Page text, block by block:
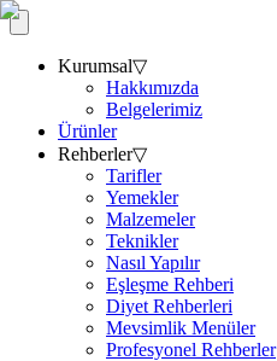
Kurumsal▽
Hakkımızda
Belgelerimiz
Ürünler
Rehberler▽
Tarifler
Yemekler
Malzemeler
Teknikler
Nasıl Yapılır
Eşleşme Rehberi
Diyet Rehberleri
Mevsimlik Menüler
Profesyonel Rehberler